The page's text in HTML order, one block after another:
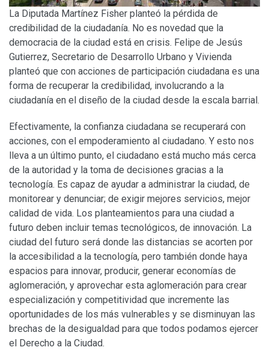
La Diputada Martínez Fisher planteó la pérdida de
credibilidad de la ciudadanía. No es novedad que la
democracia de la ciudad está en crisis. Felipe de Jesús
Gutierrez, Secretario de Desarrollo Urbano y Vivienda
planteó que con acciones de participación ciudadana es una
forma de recuperar la credibilidad, involucrando a la
ciudadanía en el diseño de la ciudad desde la escala barrial.
Efectivamente, la confianza ciudadana se recuperará con
acciones, con el empoderamiento al ciudadano. Y esto nos
lleva a un último punto, el ciudadano está mucho más cerca
de la autoridad y la toma de decisiones gracias a la
tecnología. Es capaz de ayudar a administrar la ciudad, de
monitorear y denunciar; de exigir mejores servicios, mejor
calidad de vida. Los planteamientos para una ciudad a
futuro deben incluir temas tecnológicos, de innovación. La
ciudad del futuro será donde las distancias se acorten por
la accesibilidad a la tecnología, pero también donde haya
espacios para innovar, producir, generar economías de
aglomeración, y aprovechar esta aglomeración para crear
especialización y competitividad que incremente las
oportunidades de los más vulnerables y se disminuyan las
brechas de la desigualdad para que todos podamos ejercer
el Derecho a la Ciudad.